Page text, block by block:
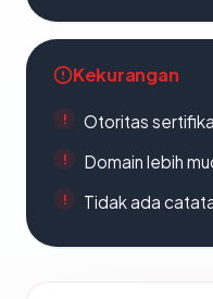
Kekurangan
Otoritas
Domain lebih
Tidak ada